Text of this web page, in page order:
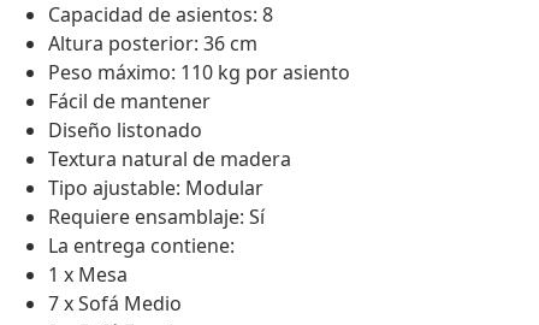
Capacidad de asientos: 8
Altura posterior: 36 cm
Peso máximo: 110 kg por asiento
Fácil de mantener
Diseño listonado
Textura natural de madera
Tipo ajustable: Modular
Requiere ensamblaje: Sí
La entrega contiene:
1 x Mesa
7 x Sofá Medio